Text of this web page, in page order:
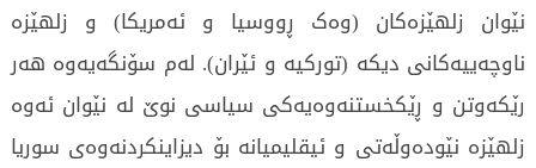
نێوان زلهێزەکان (وەک ڕووسیا و ئەمریکا) و زلهێزە
ناوچەییەکانی دیکە (تورکیە و ئێران). لەم سۆنگەیەوە هەر
رێکەوتن و ڕێکخستنەوەیەکی سیاسی نوێ لە نێوان ئەوە
زلهێزە نێودەوڵەتی و ئیقلیمیانە بۆ دیزاینکردنەوەی سوریا